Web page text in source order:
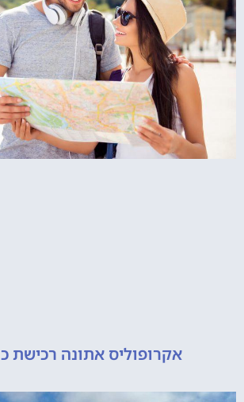
אקרופוליס אתונה רכישת כרטיסים